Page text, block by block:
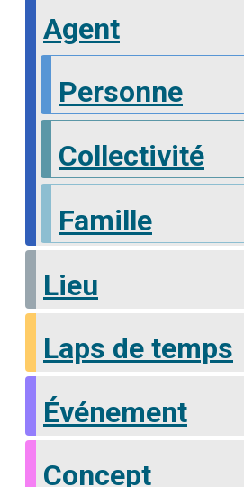
Agent
Personne
Collectivité
Famille
Lieu
Laps de temps
Événement
Concept